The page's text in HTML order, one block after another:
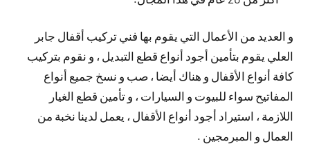
و العديد من الأعمال التي يقوم بها فني تركيب أقفال جابر
العلي يقوم بتأمين أجود أنواع قطع التبديل ، و نقوم بتركيب
كافة أنواع الأقفال و هناك أيضا ، صب و نسخ جميع أنواع
المفاتيح سواء للبيوت و السيارات ، و تأمين قطع الغيار
اللازمة ، استيراد أجود أنواع الأقفال ، يعمل لدينا نخبة من
العمال و المبرمجين .